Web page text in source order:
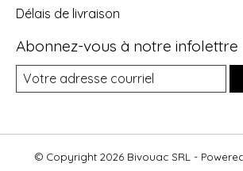
Délais de livraison
Abonnez-vous à notre infolettre
© Copyright 2026 Bivouac SRL -